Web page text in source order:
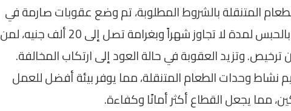
المتنقلة بالشروط المطلوبة، تم وضع عقوبات صارمة في
حال المخالفة. يعاقب القانون بالحبس لمدة لا تجاوز شهراً وبغرامة تصل إلى 20 ألف جنيه، لمن
وتزيد العقوبة في حالة العود إلى ارتكاب المخالفة.
نشاط وحدات الطعام المتنقلة، مما يوفر بيئة أفضل للعمل
مما يجعل القطاع أكثر أمانًا وكفاءة.